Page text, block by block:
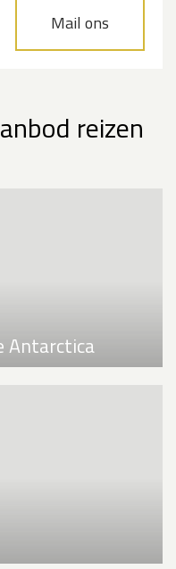
Mail ons
reizen
Antarctica